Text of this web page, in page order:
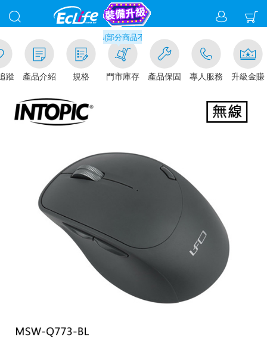
蹤 產品介紹 規格
滿千元門市取貨現折1%(部分商品不適用)-請點我看
門市庫存 產品保固 專人服務 升級金賺